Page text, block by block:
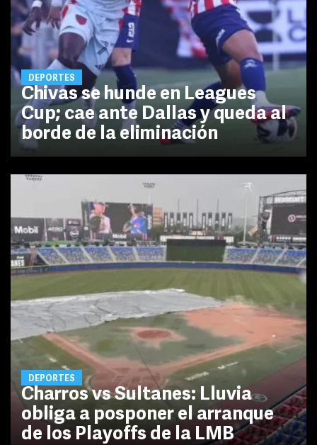
DEPORTES
Chivas se hunde en Leagues
Cup; cae ante Dallas y queda al
borde de la eliminación
DEPORTES
Charros vs Sultanes: Lluvia
obliga a posponer el arranque
de los Playoffs de la LMB